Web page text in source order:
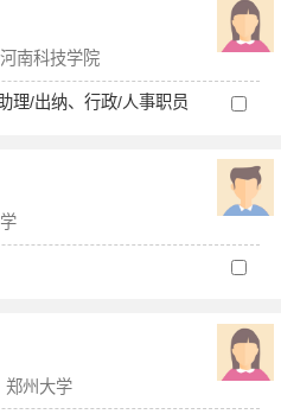
河南科技学院
理/出纳、行政/人事职员
郑州大学